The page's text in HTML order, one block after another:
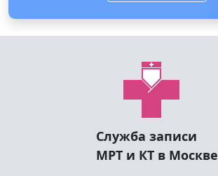
Служба записи
МРТ и КТ в Москве